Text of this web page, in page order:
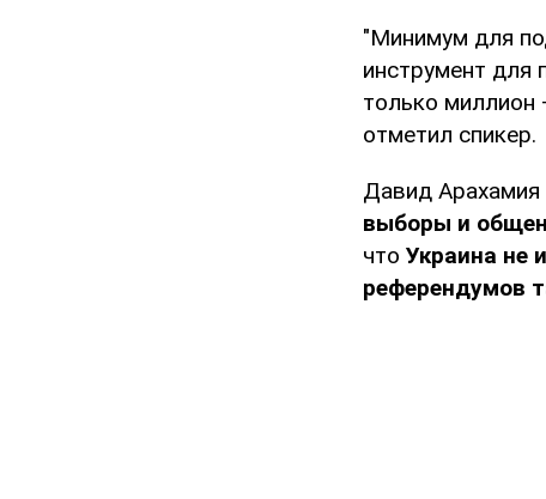
"Минимум для
инструмент для
только миллион
отметил спикер.
Давид Арахамия
выборы и
что Украина не
референдумов